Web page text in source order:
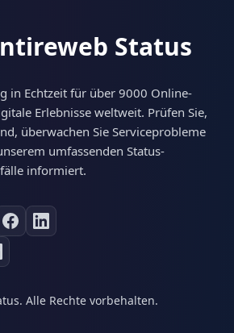
Status
in Echtzeit für über 9000 Online-
Erlebnisse weltweit. Prüfen Sie,
überwachen Sie Serviceprobleme
umfassenden Status-
informiert.
Alle Rechte vorbehalten.